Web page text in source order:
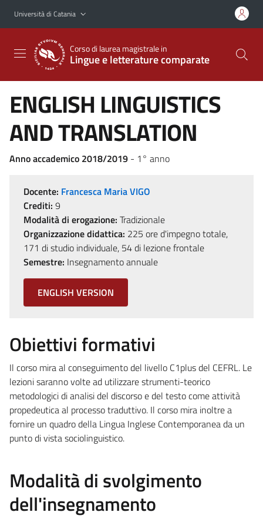
Vai al contenuto principale
Vai al menu di navigazione
Università di Catania
Corso di laurea magistrale in
Lingue e letterature comparate
ENGLISH LINGUISTICS
AND TRANSLATION
Anno accademico 2018/2019 - 1° anno
Docente: Francesca Maria VIGO
Crediti: 9
Modalità di erogazione: Tradizionale
Organizzazione didattica: 225 ore d'impegno totale,
171 di studio individuale, 54 di lezione frontale
Semestre: Insegnamento annuale
ENGLISH VERSION
Obiettivi formativi
Il corso mira al conseguimento del livello C1plus del CEFRL. Le
lezioni saranno volte ad utilizzare strumenti-teorico
metodologici di analisi del discorso e del testo come attività
propedeutica al processo traduttivo. Il corso mira inoltre a
fornire un quadro della Lingua Inglese Contemporanea da un
punto di vista sociolinguistico.
Modalità di svolgimento
dell'insegnamento